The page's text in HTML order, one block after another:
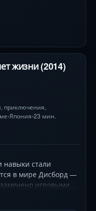
жизни (2014)
, приключения,
•Япония•23 мин.
навыки стали
в мире Дисборд —
игровыми
бога Тэта.